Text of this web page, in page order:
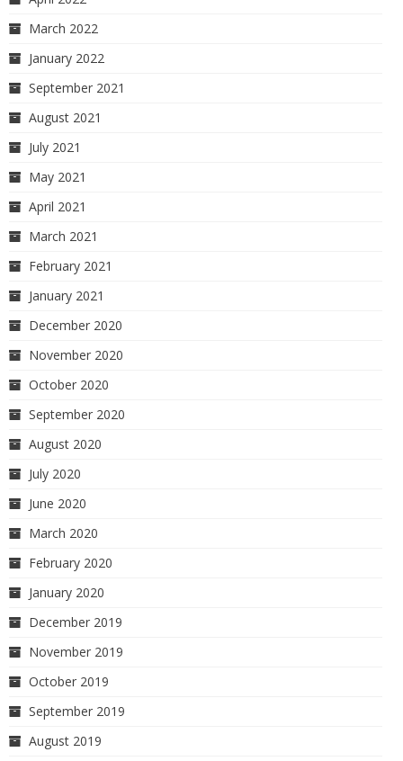
March 2022
January 2022
September 2021
August 2021
July 2021
May 2021
April 2021
March 2021
February 2021
January 2021
December 2020
November 2020
October 2020
September 2020
August 2020
July 2020
June 2020
March 2020
February 2020
January 2020
December 2019
November 2019
October 2019
September 2019
August 2019